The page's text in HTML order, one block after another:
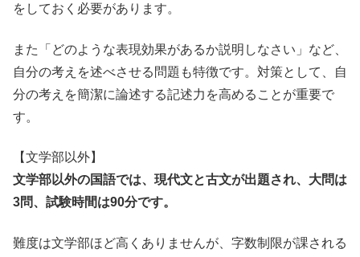
をしておく必要があります。
また「どのような表現効果があるか説明しなさい」など、
自分の考えを述べさせる問題も特徴です。対策として、自
分の考えを簡潔に論述する記述力を高めることが重要で
す。
【文学部以外】
文学部以外の国語では、現代文と古文が出題され、大問は
3問、試験時間は90分です。
難度は文学部ほど高くありませんが、字数制限が課される